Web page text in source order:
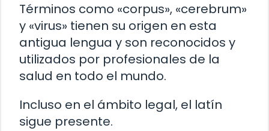
Términos como «corpus», «cerebrum»
y «virus» tienen su origen en esta
antigua lengua y son reconocidos y
utilizados por profesionales de la
salud en todo el mundo.
Incluso en el ámbito legal, el latín
sigue presente.